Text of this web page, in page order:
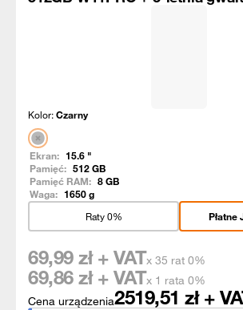
Kolor:Czarny
Ekran: 15.6 "
Pamięć: 512GB
Pamięć RAM: 8GB
Waga: 1650g
Płatne
Raty 0%
Cena urządzenia2519,51 zł +
69,99 zł + VATx 35 rat 0%
69,86 zł + VATx 1 rata 0%